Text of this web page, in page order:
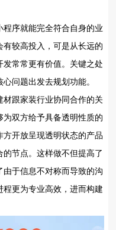
序就能完全符合自身的业
较高投入，可是从长远的
常常更有价值。关键之处
问题出发去规划功能。
跟家装行业协同合作的关
双方给予具备透明性质的
开放呈现透明状态的产品
节点。这样做不但提高了
于信息不对称而导致的沟
更为专业高效，进而构建